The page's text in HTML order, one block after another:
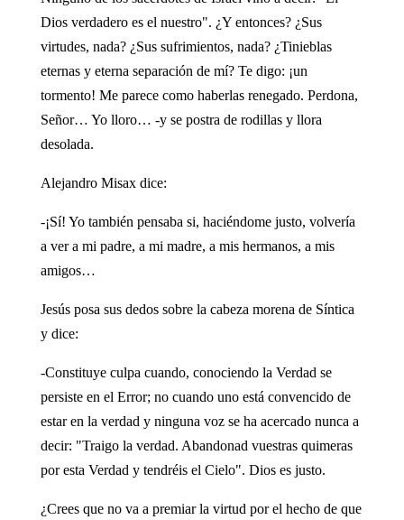
Dios verdadero es el nuestro". ¿Y entonces? ¿Sus
virtudes, nada? ¿Sus sufrimientos, nada? ¿Tinieblas
eternas y eterna separación de mí? Te digo: ¡un
tormento! Me parece como haberlas renegado. Perdona,
Señor… Yo lloro… -y se postra de rodillas y llora
desolada.
Alejandro Misax dice:
-¡Sí! Yo también pensaba si, haciéndome justo, volvería
a ver a mi padre, a mi madre, a mis hermanos, a mis
amigos…
Jesús posa sus dedos sobre la cabeza morena de Síntica
y dice:
-Constituye culpa cuando, conociendo la Verdad se
persiste en el Error; no cuando uno está convencido de
estar en la verdad y ninguna voz se ha acercado nunca a
decir: "Traigo la verdad. Abandonad vuestras quimeras
por esta Verdad y tendréis el Cielo". Dios es justo.
¿Crees que no va a premiar la virtud por el hecho de que